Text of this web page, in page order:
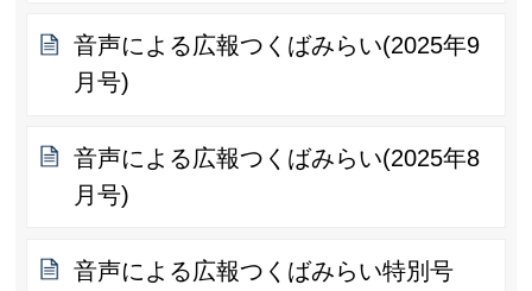
音声による広報つくばみらい(2025年9
月号)
音声による広報つくばみらい(2025年8
月号)
音声による広報つくばみらい特別号